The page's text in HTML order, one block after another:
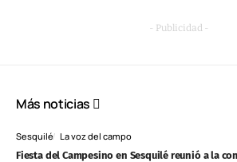
- Publicidad -
Más noticias
Sesquilé La voz del campo
Fiesta del Campesino en Sesquilé reunió a la